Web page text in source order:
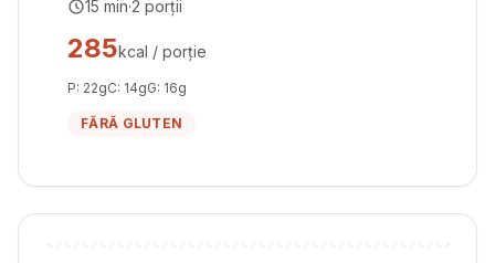
15 min·2 porții
285kcal / porție
P: 22gC: 14gG: 16g
FĂRĂ GLUTEN